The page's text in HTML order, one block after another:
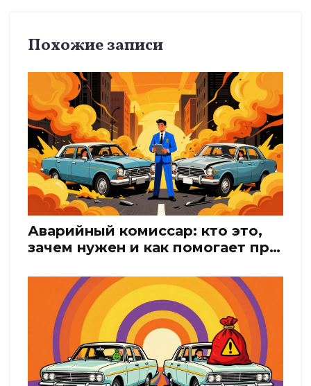
Похожие записи
Аварийный комиссар: кто это,
зачем нужен и как помогает при